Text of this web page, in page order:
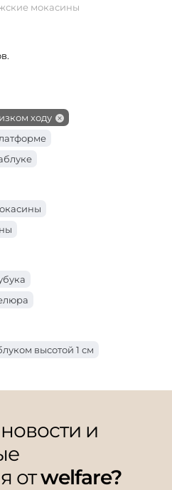
мокасины
ходу
высотой 1 см
и
отwelfare?